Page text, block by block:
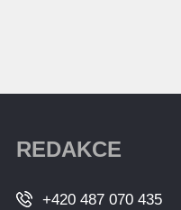
REDAKCE
+420 487 070 435